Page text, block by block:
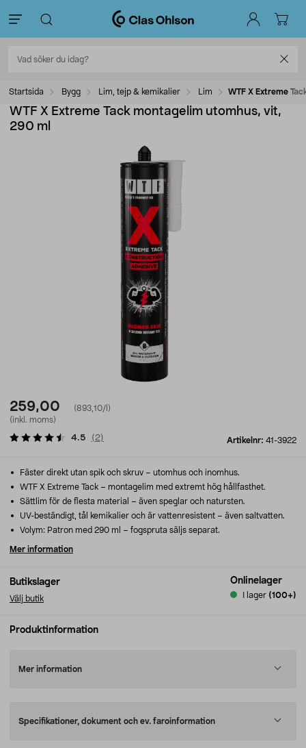
Startsida Bygg Lim, tejp & kemikalier Lim WTF X Extreme
WTF X Extreme Tack montagelim utomhus, vit,
290 ml
259,00
(893,10/l)
(inkl. moms)
Artikelnr: 41-3922
4.5 ( 2)
Butikslager
Välj butik
Onlinelager
I lager (100+)
Fäster direkt utan spik och skruv – utomhus och inomhus.
WTF X Extreme Tack – montagelim med extremt hög hållfasthet.
Sättlim för de flesta material – även speglar och natursten.
UV-beständigt, tål kemikalier och är vattenresistent – även saltvatten.
Volym: Patron med 290 ml – fogspruta säljs separat.
Mer information
Produktinformation
Mer information
Specifikationer, dokument och ev. faroinformation